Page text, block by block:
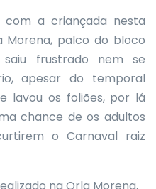
a criançada nesta
Morena, palco do bloco
frustrado nem se
apesar do temporal
lavou os foliões, por lá
chance de os adultos
o Carnaval raiz